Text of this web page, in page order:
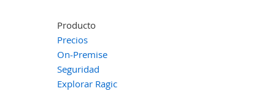
Producto
Precios
On-Premise
Seguridad
Explorar Ragic